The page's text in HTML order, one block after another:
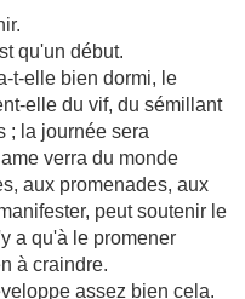
qu'un début.
t-elle bien dormi, le
elle du vif, du sémillant
; la journée sera
verra du monde
aux promenades, aux
peut soutenir le
a qu'à le promener
à craindre.
assez bien cela.